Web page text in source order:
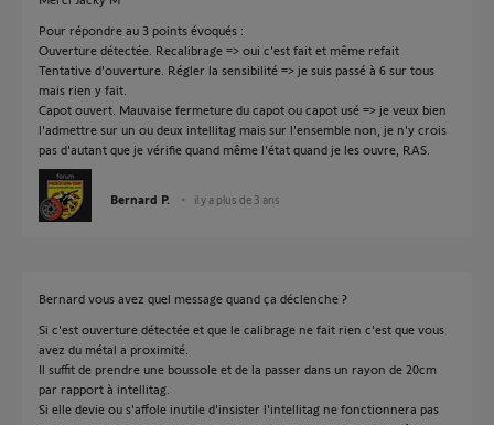
Pour répondre au 3 points évoqués :
Ouverture détectée. Recalibrage => oui c'est fait et même refait
Tentative d'ouverture. Régler la sensibilité => je suis passé à 6 sur tous
mais rien y fait.
Capot ouvert. Mauvaise fermeture du capot ou capot usé => je veux bien
l'admettre sur un ou deux intellitag mais sur l'ensemble non, je n'y crois
pas d'autant que je vérifie quand même l'état quand je les ouvre, RAS.
Bernard P. il y a plus de 3 ans
Bernard vous avez quel message quand ça déclenche ?
Si c'est ouverture détectée et que le calibrage ne fait rien c'est que vous
avez du métal a proximité.
Il suffit de prendre une boussole et de la passer dans un rayon de 20cm
par rapport à intellitag.
Si elle devie ou s'affole inutile d'insister l'intellitag ne fonctionnera pas